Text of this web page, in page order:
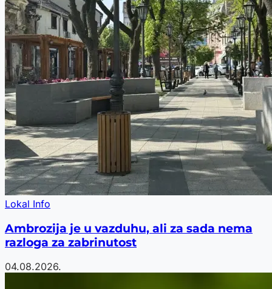
Lokal Info
Ambrozija je u vazduhu, ali za sada nema
razloga za zabrinutost
04.08.2026.